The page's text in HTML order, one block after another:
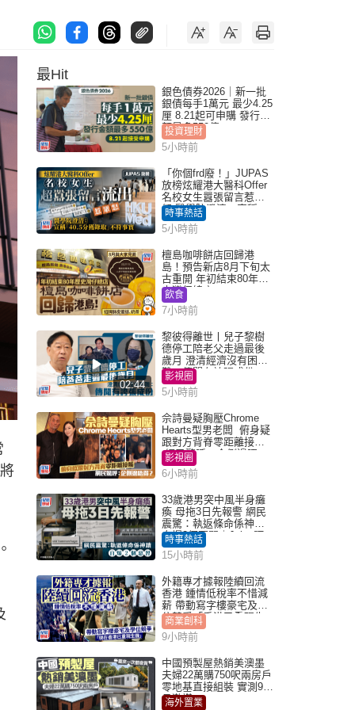
最Hit
銀色債券2026｜新一批
銀債每手1萬元 最少4.25
厘 8.21起可申購 發行金
額最多550億
投資理財
5小時前
「你個frd廢！」JUPAS
放榜炫耀港大醫科Offer
名校女生囂張留言惹眾
怒 醫學院澄清：宣稱
「40.5分獲錄取」不符事
實｜Juicy叮
時事熱話
5小時前
檀島咖啡餅店回歸港
島！預告新店8月下旬太
古重開 年初結束80年歷
史灣仔總店
飲食
7小時前
02:44
黎彼得離世丨兒子黎樹
德停工陪老父走過最後
歲月 澄清經濟沒有困
難：傳聞有誇張成份
影視圈
5小時前
佘詩曼疑胸壓Chrome
Hearts型男老闆 俯身疑
跟對方背脊零距離接觸
網民驚呼：企側邊唔
得？
影視圈
6小時前
33歲港男突中風半身癱
瘓 母拖3日先報警 網民
震驚：執返條命係神蹟
自爆2個惡習｜Juicy叮
時事熱話
15小時前
外籍專才據報陸續回流
香港 鍾情低稅率不惜減
薪 帶動寫字樓豪宅及學
位競爭「香港已重現生
機」
商業創科
9小時前
中國預製屋熱銷美澳墨
夫婦22萬購750呎兩房戶
零地基直接組裝 實測9個
月激讚
海外置業